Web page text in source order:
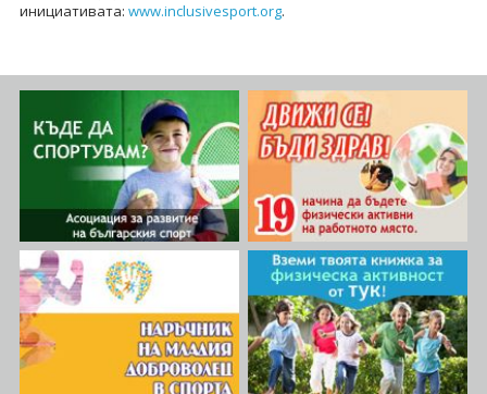
инициативата: www.inclusivesport.org.